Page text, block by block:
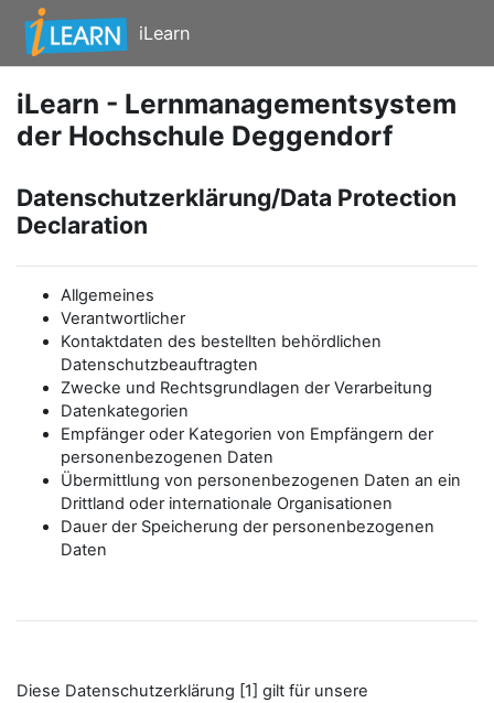
Zum Hauptinhalt
iLearn
iLearn - Lernmanagementsystem
der Hochschule Deggendorf
Datenschutzerklärung/Data Protection
Declaration
Allgemeines
Verantwortlicher
Kontaktdaten des bestellten behördlichen
Datenschutzbeauftragten
Zwecke und Rechtsgrundlagen der Verarbeitung
Datenkategorien
Empfänger oder Kategorien von Empfängern der
personenbezogenen Daten
Übermittlung von personenbezogenen Daten an ein
Drittland oder internationale Organisationen
Dauer der Speicherung der personenbezogenen
Daten
Diese Datenschutzerklärung [1] gilt für unsere